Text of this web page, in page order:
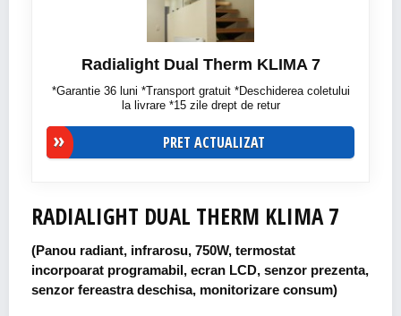
Radialight Dual Therm KLIMA 7
*Garantie 36 luni *Transport gratuit *Deschiderea coletului
la livrare *15 zile drept de retur
PRET ACTUALIZAT
RADIALIGHT DUAL THERM KLIMA 7
(Panou radiant, infrarosu, 750W, termostat
incorpoarat programabil, ecran LCD, senzor prezenta,
senzor fereastra deschisa, monitorizare consum)